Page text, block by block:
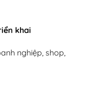
khai
nghiệp, shop,